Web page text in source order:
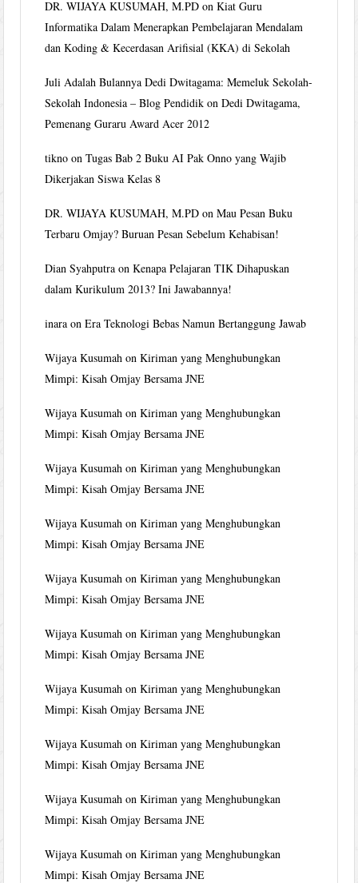
DR. WIJAYA KUSUMAH, M.PD onKiat Guru
Informatika Dalam Menerapkan Pembelajaran Mendalam
dan Koding & Kecerdasan Arifisial (KKA) di Sekolah
Juli Adalah Bulannya Dedi Dwitagama: Memeluk Sekolah-
Sekolah Indonesia – Blog Pendidik onDedi Dwitagama,
Pemenang Guraru Award Acer 2012
tikno onTugas Bab 2 Buku AI Pak Onno yang Wajib
Dikerjakan Siswa Kelas 8
DR. WIJAYA KUSUMAH, M.PD onMau Pesan Buku
Terbaru Omjay? Buruan Pesan Sebelum Kehabisan!
Dian Syahputra onKenapa Pelajaran TIK Dihapuskan
dalam Kurikulum 2013? Ini Jawabannya!
inara onEra Teknologi Bebas Namun Bertanggung Jawab
Wijaya Kusumah onKiriman yang Menghubungkan
Mimpi: Kisah Omjay Bersama JNE
Wijaya Kusumah onKiriman yang Menghubungkan
Mimpi: Kisah Omjay Bersama JNE
Wijaya Kusumah onKiriman yang Menghubungkan
Mimpi: Kisah Omjay Bersama JNE
Wijaya Kusumah onKiriman yang Menghubungkan
Mimpi: Kisah Omjay Bersama JNE
Wijaya Kusumah onKiriman yang Menghubungkan
Mimpi: Kisah Omjay Bersama JNE
Wijaya Kusumah onKiriman yang Menghubungkan
Mimpi: Kisah Omjay Bersama JNE
Wijaya Kusumah onKiriman yang Menghubungkan
Mimpi: Kisah Omjay Bersama JNE
Wijaya Kusumah onKiriman yang Menghubungkan
Mimpi: Kisah Omjay Bersama JNE
Wijaya Kusumah onKiriman yang Menghubungkan
Mimpi: Kisah Omjay Bersama JNE
Wijaya Kusumah onKiriman yang Menghubungkan
Mimpi: Kisah Omjay Bersama JNE